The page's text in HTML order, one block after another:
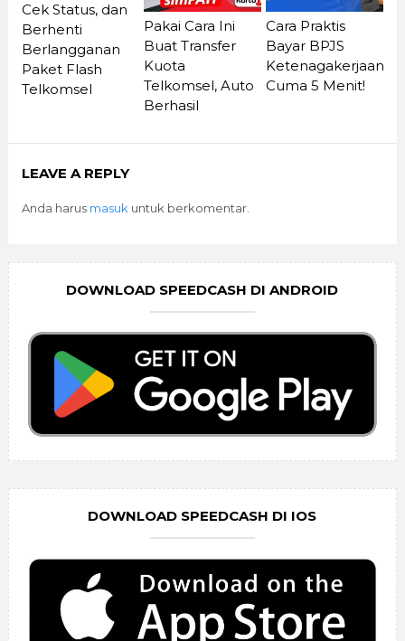
Cek Status, dan
Berhenti
Berlangganan
Paket Flash
Telkomsel
Pakai Cara Ini
Buat Transfer
Kuota
Telkomsel, Auto
Berhasil
Cara Praktis
Bayar BPJS
Ketenagakerjaan
Cuma 5 Menit!
LEAVE A REPLY
Anda harus masuk untuk berkomentar.
DOWNLOAD SPEEDCASH DI ANDROID
DOWNLOAD SPEEDCASH DI IOS